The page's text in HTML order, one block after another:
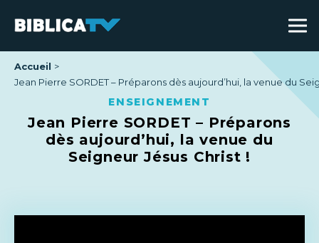
Accueil
Jean Pierre SORDET – Préparons dès aujourd’hui, la venue du
ENSEIGNEMENT
Jean Pierre SORDET – Préparons
dès aujourd’hui, la venue du
Seigneur Jésus Christ !